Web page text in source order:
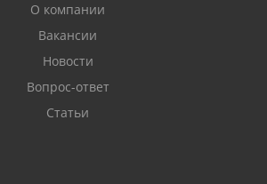
О компании
Вакансии
Новости
Вопрос-ответ
Статьи